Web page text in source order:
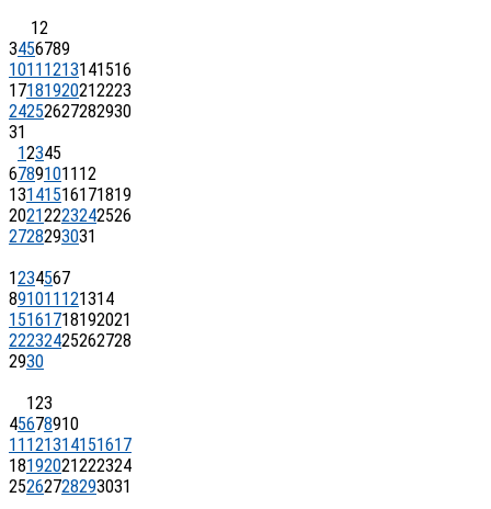
12
3456789
1011 1213141516
17181920212223
24252627282930
31
12345
67891011 12
13141516171819
20212223242526
2728293031
1234567
891011 121314
15161718192021
22232425262728
2930
123
45678910
11 121314151617
18192021222324
25262728293031